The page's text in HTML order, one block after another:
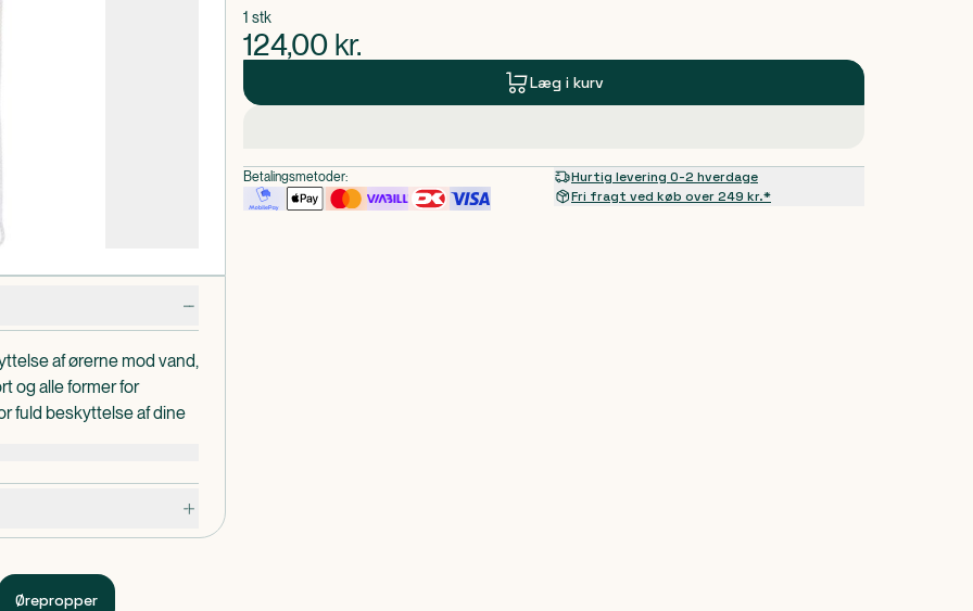
af ørerne mod vand,
og alle former for
fuld beskyttelse af dine
på under
cykelmotion.
ørepropper til f.eks
øreinfektioner.
Ørepropper
1 stk
124,00 kr.
Læg i kurv
Betalingsmetoder:
Hurtig levering 0-2 hverdage
Fri fragt ved køb over 249 kr.*